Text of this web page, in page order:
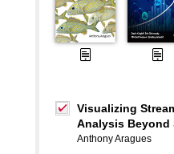
Visualizing
Analysis Beyond
Anthony Aragues